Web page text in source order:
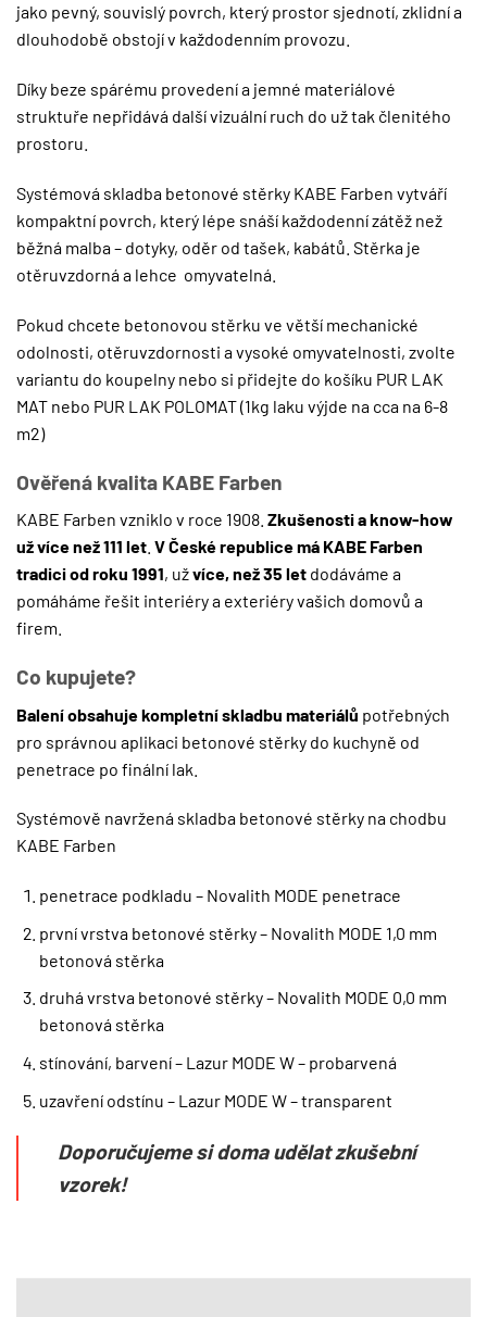
jako pevný, souvislý povrch, který prostor sjednotí, zklidní a
dlouhodobě obstojí v každodenním provozu.
Díky beze spárému provedení a jemné materiálové
struktuře nepřidává další vizuální ruch do už tak členitého
prostoru.
Systémová skladba betonové stěrky KABE Farben vytváří
kompaktní povrch, který lépe snáší každodenní zátěž než
běžná malba – dotyky, oděr od tašek, kabátů. Stěrka je
otěruvzdorná a lehce omyvatelná.
Pokud chcete betonovou stěrku ve větší mechanické
odolnosti, otěruvzdornosti a vysoké omyvatelnosti, zvolte
variantu do koupelny nebo si přidejte do košíku PUR LAK
MAT nebo PUR LAK POLOMAT(1kg laku výjde na cca na 6-8
m2)
Ověřená kvalita KABE Farben
KABE Farben vzniklo v roce 1908. Zkušenosti a know-how
už více než 111 let V České republice má KABE Farben
tradici od roku 1991, užvíce, než 35 let dodáváme a
pomáháme řešit interiéry a exteriéry vašich domovů a
firem.
Co kupujete?
Balení obsahuje kompletní skladbu materiálů potřebných
pro správnou aplikaci betonové stěrky do kuchyně od
penetrace po finální lak.
Systémově navržená skladba betonové stěrky na chodbu
KABE Farben
penetrace podkladu – Novalith MODE penetrace
první vrstva betonové stěrky – Novalith MODE 1,0 mm
betonová stěrka
druhá vrstva betonové stěrky – Novalith MODE 0,0 mm
betonová stěrka
stínování, barvení – Lazur MODE W – probarvená
uzavření odstínu – Lazur MODE W – transparent
Doporučujeme si doma udělat zkušební
vzorek!